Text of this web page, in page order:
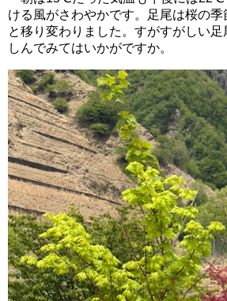
ける風がさわやかです。足尾は桜の
と移り変わりました。すがすがしい
しんでみてはいかがですか。